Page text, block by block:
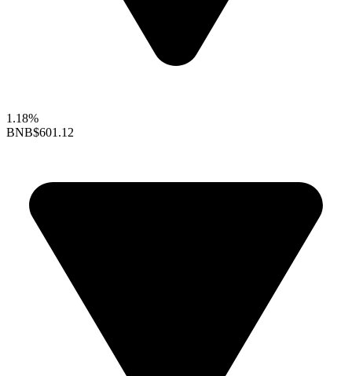
1.18%
BNB$601.12